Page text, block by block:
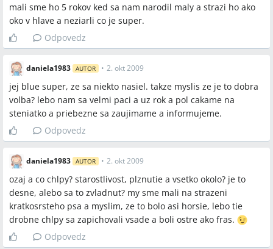
mali sme ho 5 rokov ked sa nam narodil maly a strazi ho ako
oko v hlave a neziarli co je super.
Odpovedz
daniela1983 AUTOR • 2. okt 2009
jej blue super, ze sa niekto nasiel. takze myslis ze je to dobra
volba? lebo nam sa velmi paci a uz rok a pol cakame na
steniatko a priebezne sa zaujimame a informujeme.
Odpovedz
daniela1983 AUTOR • 2. okt 2009
ozaj a co chlpy? starostlivost, plznutie a vsetko okolo? je to
desne, alebo sa to zvladnut? my sme mali na strazeni
kratkosrsteho psa a myslim, ze to bolo asi horsie, lebo tie
drobne chlpy sa zapichovali vsade a boli ostre ako fras.
Odpovedz